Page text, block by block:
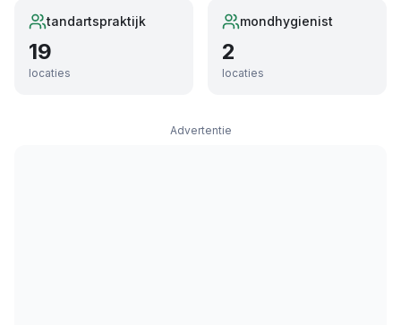
tandartspraktijk
19
locaties
mondhygienist
2
locaties
Advertentie